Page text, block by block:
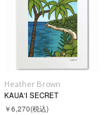
Heather Brown
KAUA'I SECRET
￥6,270(税込)